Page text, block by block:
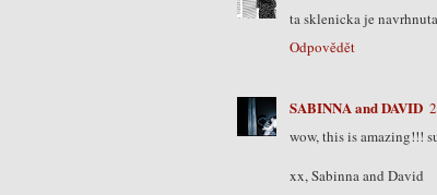
ta sklenicka je
Odpovědět
SABINNA and DAVID
wow, this is amazing!!!
xx, Sabinna and David